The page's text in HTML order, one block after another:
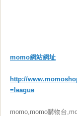
momo網站網址
http://
=league
momo,momo購物台